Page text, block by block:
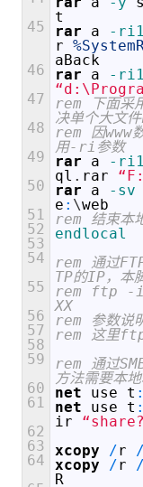
45
46
47
48
49
50
51
52
53
54
55
56
57
58
59
60
61
62
63
64
t
rar
a -
r
aBack
rar
a -
rem 下面采
决单个大文
rem 因www
用-ri参数
rar
a -
ql . rar
rar
a -sv
e : \web
rem 结束本
endlocal
rem 通过
TP的IP，本
rem ftp -i
XX
rem 参数
rem 这里
rem 通过
方法需要本
net
use t :
net
use t :
ir
xcopy
/r /
xcopy
/r /
R